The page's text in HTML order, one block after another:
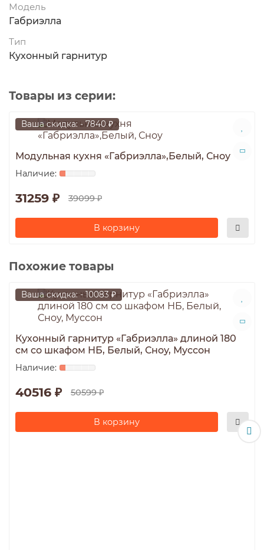
Модель
Габриэлла
Тип
Кухонный гарнитур
Товары из серии:
Ваша скидка: - 7840 ₽
Модульная кухня «Габриэлла»,Белый, Сноу
31259 ₽ 39099 ₽
В корзину
Похожие товары
Ваша скидка: - 10083 ₽
Кухонный гарнитур «Габриэлла» длиной 180
см со шкафом НБ, Белый, Сноу, Муссон
40516 ₽ 50599 ₽
В корзину